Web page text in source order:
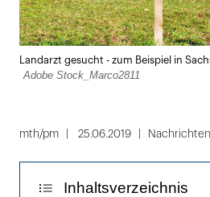
Landarzt gesucht - zum Beispiel in
Adobe Stock_Marco2811
mth/pm 25.06.2019 Nachrichten
Inhaltsverzeichnis